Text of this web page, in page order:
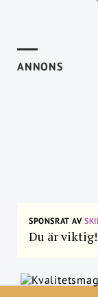
ANNONS
SPONSRAT AV
Du är